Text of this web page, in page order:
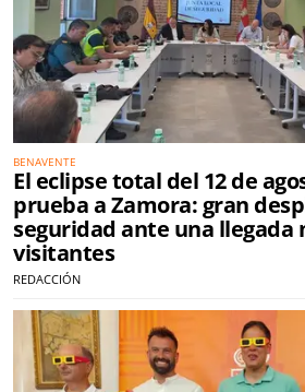
BENAVENTE
El eclipse total del 12 de
prueba a Zamora: gran
seguridad ante una llegada
visitantes
REDACCIÓN